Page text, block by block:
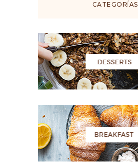
CATEGORÍAS